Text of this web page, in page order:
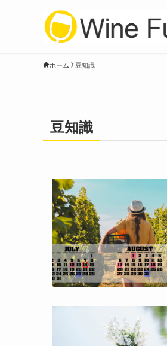
ホーム 豆知識
豆知識